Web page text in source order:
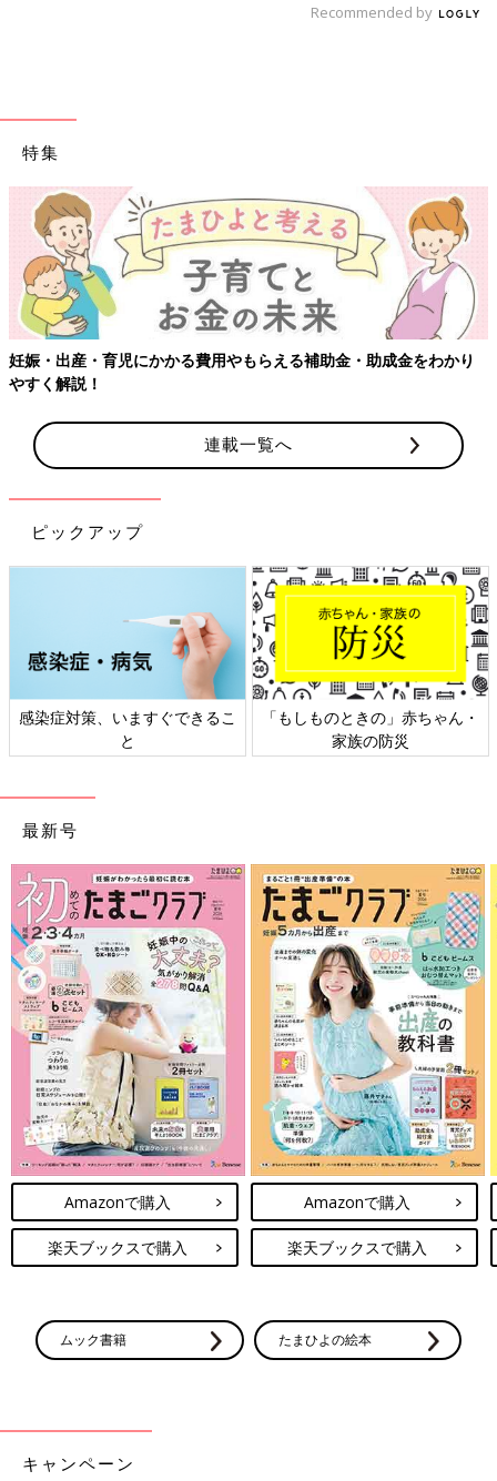
Recommended by
特集
妊娠・出産・育児にかかる費用やもらえる補助金・助成金をわかり
やすく解説！
連載一覧へ
ピックアップ
感染症対策、いますぐできるこ
と
「もしものときの」赤ちゃん・
家族の防災
最新号
Amazonで購入
楽天ブックスで購入
Amazonで購入
楽天ブックスで購入
ムック書籍 たまひよの絵本
キャンペーン